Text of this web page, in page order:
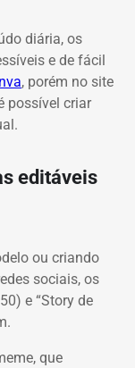
diária, os
e de fácil
, porém no site
possível criar
editáveis
ou criando
sociais, os
e “Story de
que